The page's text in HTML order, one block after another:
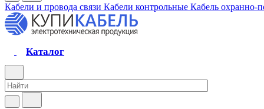
Кабели и провода связи Кабели контрольные Кабель охранно-
Каталог